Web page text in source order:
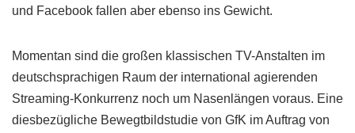
und Facebook fallen aber ebenso ins Gewicht.
Momentan sind die großen klassischen TV-Anstalten im
deutschsprachigen Raum der international agierenden
Streaming-Konkurrenz noch um Nasenlängen voraus. Eine
diesbezügliche Bewegtbildstudie von GfK im Auftrag von